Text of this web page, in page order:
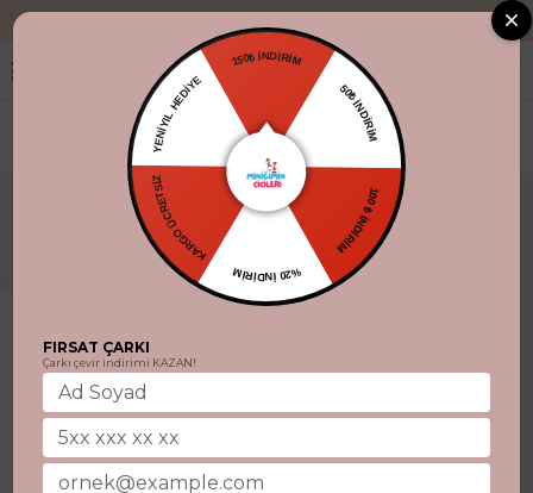
"Aynı gün
150₺ İNDİRİM
50₺ İNDİRİM
100 ₺ İNDİRİM
%20 İNDİRİM
KARGO ÜCRETSİZ
YENİYIL HEDİYE
FIRSAT ÇARKI
Çarkı çevir indirimi KAZAN!